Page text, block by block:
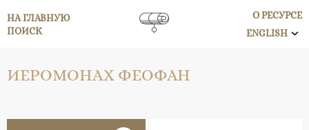
НА ГЛАВНУЮ
ПОИСК
О РЕСУРСЕ
ENGLISH
ИЕРОМОНАХ ФЕОФАН